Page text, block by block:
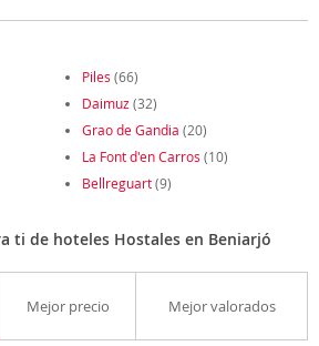
Piles (66)
Daimuz (32)
Grao de Gandia (20)
La Font d'en Carros (10)
Bellreguart(9)
ti de hoteles Hostales en Beniarjó
Mejor precio Mejor valorados